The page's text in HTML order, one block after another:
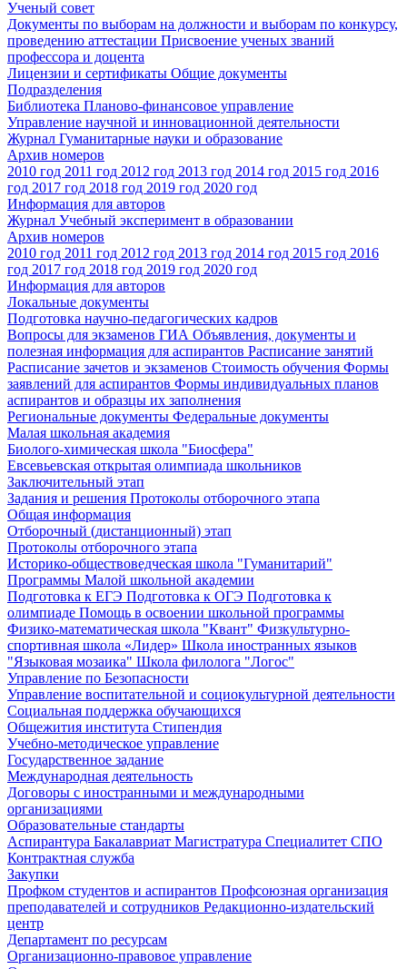
Ученый совет
Документы по выборам на должности и выборам по конкурсу,
проведению аттестации Присвоение ученых званий
профессора и доцента
Лицензии и сертификаты Общие документы
Подразделения
Библиотека Планово-финансовое управление
Управление научной и инновационной деятельности
Журнал Гуманитарные науки и образование
Архив номеров
2010 год 2011 год 2012 год 2013 год 2014 год 2015 год 2016
год 2017 год 2018 год 2019 год 2020 год
Информация для авторов
Журнал Учебный эксперимент в образовании
Архив номеров
2010 год 2011 год 2012 год 2013 год 2014 год 2015 год 2016
год 2017 год 2018 год 2019 год 2020 год
Информация для авторов
Локальные документы
Подготовка научно-педагогических кадров
Вопросы для экзаменов ГИА Объявления, документы и
полезная информация для аспирантов Расписание занятий
Расписание зачетов и экзаменов Стоимость обучения Формы
заявлений для аспирантов Формы индивидуальных планов
аспирантов и образцы их заполнения
Региональные документы Федеральные документы
Малая школьная академия
Биолого-химическая школа "Биосфера"
Евсевьевская открытая олимпиада школьников
Заключительный этап
Задания и решения Протоколы отборочного этапа
Общая информация
Отборочный (дистанционный) этап
Протоколы отборочного этапа
Историко-обществоведческая школа "Гуманитарий"
Программы Малой школьной академии
Подготовка к ЕГЭ Подготовка к ОГЭ Подготовка к
олимпиаде Помощь в освоении школьной программы
Физико-математическая школа "Квант" Физкультурно-
спортивная школа «Лидер» Школа иностранных языков
"Языковая мозаика" Школа филолога "Логос"
Управление по Безопасности
Управление воспитательной и социокультурной деятельности
Социальная поддержка обучающихся
Общежития института Стипендия
Учебно-методическое управление
Государственное задание
Международная деятельность
Договоры с иностранными и международными
организациями
Образовательные стандарты
Аспирантура Бакалавриат Магистратура Специалитет СПО
Контрактная служба
Закупки
Профком студентов и аспирантов Профсоюзная организация
преподавателей и сотрудников Редакционно-издательский
центр
Департамент по ресурсам
Организационно-правовое управление